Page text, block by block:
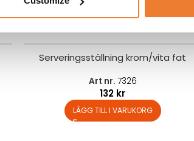
Serveringsställning krom/vita fat
Art nr. 7326
132 kr
LÄGG TILL I VARUKORG